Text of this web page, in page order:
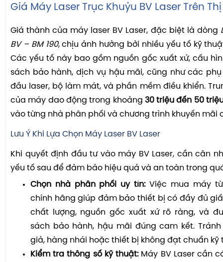
Giá Máy Laser Trục Khuỷu BV Laser Trên
Giá thành của máy laser BV Laser, đặc biệt là dòng
BV – BM 190, chịu ảnh hưởng bởi nhiều yếu tố kỹ
Các yếu tố này bao gồm nguồn gốc xuất xứ, cấu
sách bảo hành, dịch vụ hậu mãi, cũng như các
đầu laser, bộ làm mát, và phần mềm điều khiển.
của máy dao động trong khoảng 30triệu đến 50
vào từng nhà phân phối và chương trình khuyến mãi
Lưu Ý Khi Lựa Chọn Máy Laser BV Laser
Khi quyết định đầu tư vào máy BV Laser, cần cân
yếu tố sau để đảm bảo hiệu quả và an toàn trong
Chọn nhà phân phối uy tín:Việc mua máy
chính hãng giúp đảm bảo thiết bị có đầy đủ
chất lượng, nguồn gốc xuất xứ rõ ràng, và
sách bảo hành, hậu mãi đúng cam kết.
giả, hàng nhái hoặc thiết bị không đạt chuẩn kỹ
Kiểm tra thông số kỹ thuật:Máy BV Laser cần